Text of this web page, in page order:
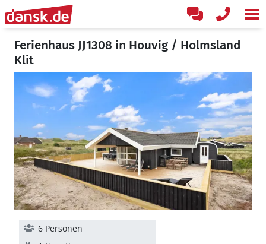
Ferienhaus JJ1308 in Houvig / Holmsland
Klit
6 Personen